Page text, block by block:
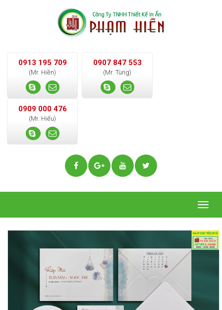
0913 195 709
(Mr. Hiền)
0907 847 553
(Mr. Tùng)
0909 000 476
(Mr. Hiếu)